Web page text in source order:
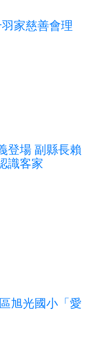
家慈善會理
登場 副縣長賴
識客家
旭光國小「愛